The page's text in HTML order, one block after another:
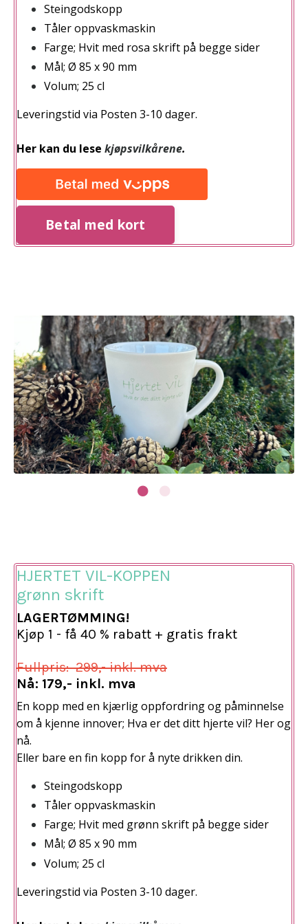
Steingodskopp
Tåler oppvaskmaskin
Farge; Hvit med rosa skrift på begge sider
Mål; Ø 85 x 90 mm
Volum; 25 cl
Leveringstid via Posten 3-10 dager.
Her kan du lese kjøpsvilkårene.
Betal med kort
HJERTET VIL-KOPPEN
grønn skrift
LAGERTØMMING!
Kjøp 1 - få 40 % rabatt + gratis frakt
Fullpris: 299,- inkl. mva
Nå: 179,- inkl. mva
En kopp med en kjærlig oppfordring og påminnelse
om å kjenne innover; Hva er det ditt hjerte vil? Her og
nå.
Eller bare en fin kopp for å nyte drikken din.
Steingodskopp
Tåler oppvaskmaskin
Farge; Hvit med grønn skrift på begge sider
Mål; Ø 85 x 90 mm
Volum; 25 cl
Leveringstid via Posten 3-10 dager.